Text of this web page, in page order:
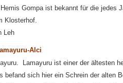
Gompa ist bekannt für die jedes
Klosterhof.
Leh
Alci
Lamayuru ist einer der ältesten
befand sich hier ein Schrein der alten